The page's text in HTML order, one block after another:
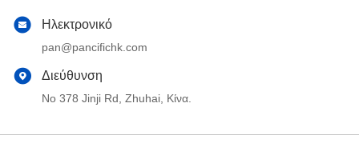
Ηλεκτρονικό
pan@pancifichk.com
Διεύθυνση
Νο 378 Jinji Rd, Zhuhai, Κίνα.